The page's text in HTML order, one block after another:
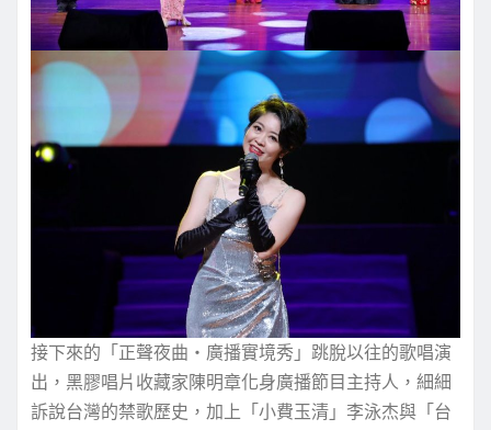
接下來的「正聲夜曲‧廣播實境秀」跳脫以往的歌唱演
出，黑膠唱片收藏家陳明章化身廣播節目主持人，細細
訴說台灣的禁歌歷史，加上「小費玉清」李泳杰與「台